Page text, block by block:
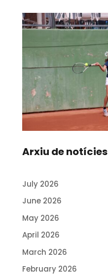
Arxiu de notícies
July 2026
June 2026
May 2026
April 2026
March 2026
February 2026